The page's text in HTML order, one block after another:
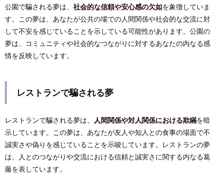
公園で騙される夢は、 社会的な信頼や安心感の欠如を象徴していま
す。この夢は、あなたが公共の場での人間関係や社会的な交流に対
して不安を感じていることを示している可能性があります。公園の
夢は、コミュニティや社会的なつながりに対するあなたの内なる感
情を反映しています。
レストランで騙される夢
レストランで騙される夢は、 人間関係や対人関係における欺瞞を暗
示しています。この夢は、あなたが友人や知人との食事の場面で不
誠実さや偽りを感じていることを示唆しています。レストランの夢
は、人とのつながりや交流における信頼と誠実さに関する内なる葛
藤を表しています。